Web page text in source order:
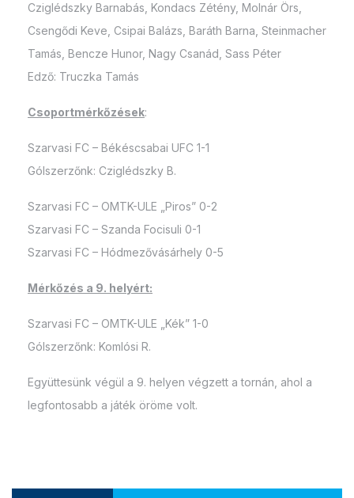
Cziglédszky Barnabás, Kondacs Zétény, Molnár Örs,
Csengődi Keve, Csipai Balázs, Baráth Barna, Steinmacher
Tamás, Bencze Hunor, Nagy Csanád, Sass Péter
Edző: Truczka Tamás
Csoportmérkőzések:
Szarvasi FC – Békéscsabai UFC 1-1
Gólszerzőnk: Cziglédszky B.
Szarvasi FC – OMTK-ULE „Piros” 0-2
Szarvasi FC – Szanda Focisuli 0-1
Szarvasi FC – Hódmezővásárhely 0-5
Mérkőzés a 9. helyért:
Szarvasi FC – OMTK-ULE „Kék” 1-0
Gólszerzőnk: Komlósi R.
Együttesünk végül a 9. helyen végzett a tornán, ahol a
legfontosabb a játék öröme volt.